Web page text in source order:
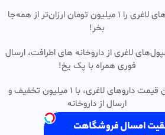
آمپول‌های لاغری را ۱ میلیون تومان ارزان‌تر از همه‌جا
بخر!
لاغری از داروخانه های اطرافت، ارسال
فوری همراه با پک یخ!
بهترین قیمت داروهای لاغری، با ۱ میلیون تخفیف و
ارسال از داروخانه‌